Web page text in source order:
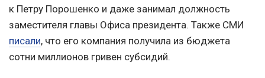
к Петру Порошенко и даже занимал должность
заместителя главы Офиса президента. Также СМИ
писали, что его компания получила из бюджета
сотни миллионов гривен субсидий.